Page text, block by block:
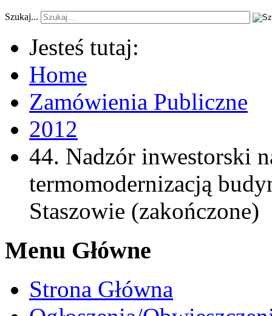
Szukaj...
Jesteś tutaj:
Home
Zamówienia Publiczne
2012
44. Nadzór inwestorski
termomodernizacją
Staszowie (zakończone)
Menu Główne
Strona Główna